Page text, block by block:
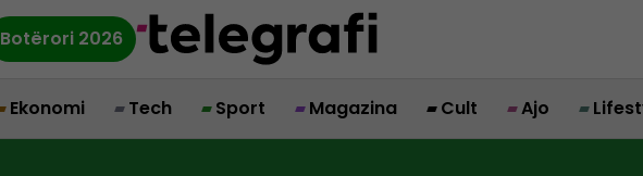
Botërori 2026
Ekonomi Tech Sport Magazina Cult Ajo